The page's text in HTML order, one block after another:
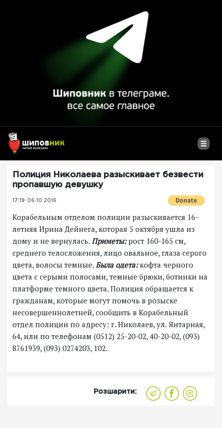
Полиция Николаева разыскивает безвести
пропавшую девушку
17:19 06.10.2016
Корабельным отделом полиции разыскивается 16-
летняя Ирина Дейнега, которая 5 октября ушла из
дому и не вернулась. Приметы:рост 160-165 см,
среднего телосложения, лицо овальное, глаза серого
цвета, волосы темные. Была одета:кофта черного
цвета с серыми полосами, темные брюки, ботинки на
платформе темного цвета. Полиция обращается к
гражданам, которые могут помочь в розыске
несовершеннолетней, сообщить в Корабельный
отдел полиции по адресу: г. Николаев, ул. Янтарная,
64, или по телефонам (0512) 25-20-02, 40-20-02, (093)
8761939, (093) 0274203, 102.
Розшарити: